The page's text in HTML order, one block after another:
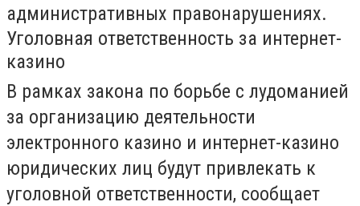
административных правонарушениях.
Уголовная ответственность за интернет-
казино
В рамках закона по борьбе с лудоманией
за организацию деятельности
электронного казино и интернет-казино
юридических лиц будут привлекать к
уголовной ответственности, сообщает